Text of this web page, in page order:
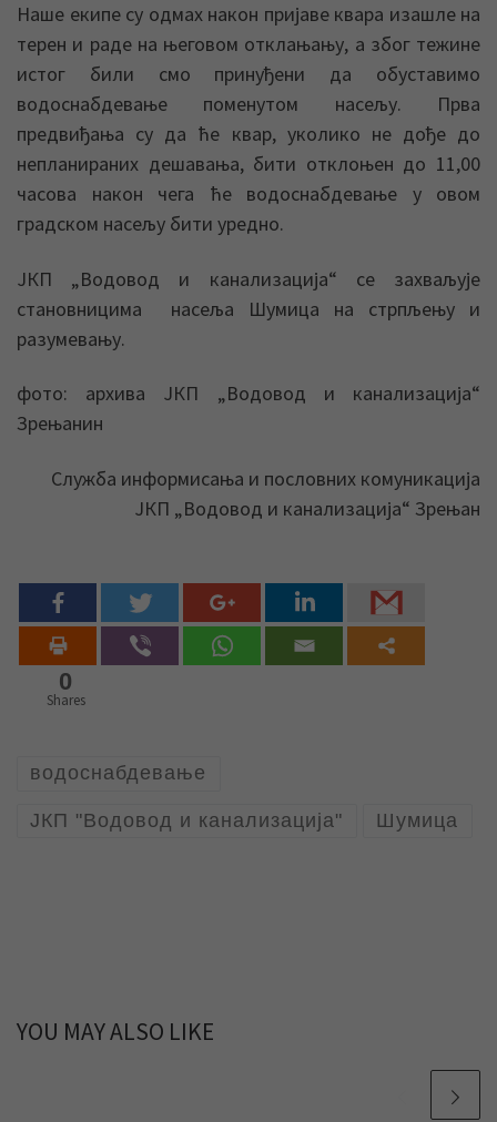
Наше екипе су одмах након пријаве квара изашле на
терен и раде на његовом отклањању, а због тежине
истог били смо принуђени да обуставимо
водоснабдевање поменутом насељу. Прва
предвиђања су да ће квар, уколико не дође до
непланираних дешавања, бити отклоњен до 11,00
часова након чега ће водоснабдевање у овом
градском насељу бити уредно.
ЈКП „Водовод и канализација“ се захваљује
становницима насеља Шумица на стрпљењу и
разумевању.
фото: архива ЈКП „Водовод и канализација“
Зрењанин
Служба информисања и пословних комуникација
ЈКП „Водовод и канализација“ Зрењан
0
Shares
водоснабдевање
ЈКП "Водовод и канализација" Шумица
YOU MAY ALSO LIKE